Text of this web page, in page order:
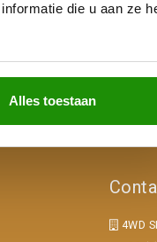
die u aan ze
Alles toestaan
€95,04 Excl. btw
door heel
4WD